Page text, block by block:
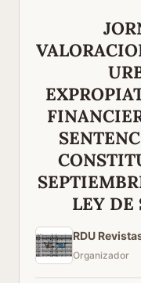
LEY DE
RDU
Organizador